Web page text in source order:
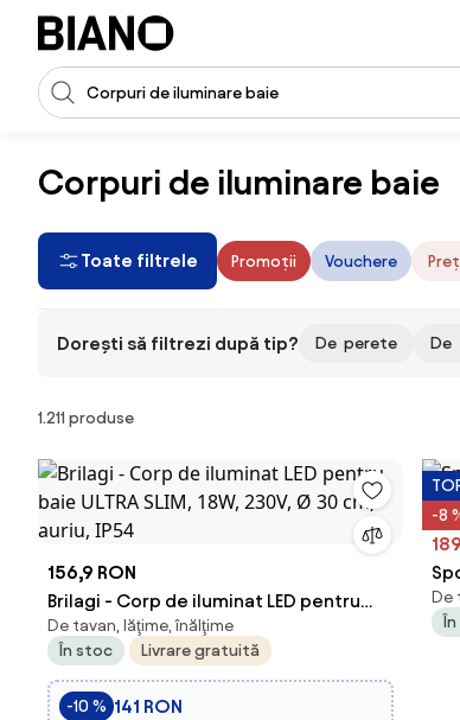
Sari peste navigare, accesează conținutul
Introducerea căutării
Corpuri de iluminare baie
Toate filtrele Promoții Vouchere Preț
Dorești să filtrezi după tip? De perete De
Produse
1.211 produse
156,9 RON
Brilagi - Corp de iluminat LED pentru
baie ULTRA SLIM, 18W, 230V, Ø 30 cm,
auriu, IP54
De tavan, lăţime, înălţime
În stoc
Livrare gratuită
-10 % 141 RON
-8
De